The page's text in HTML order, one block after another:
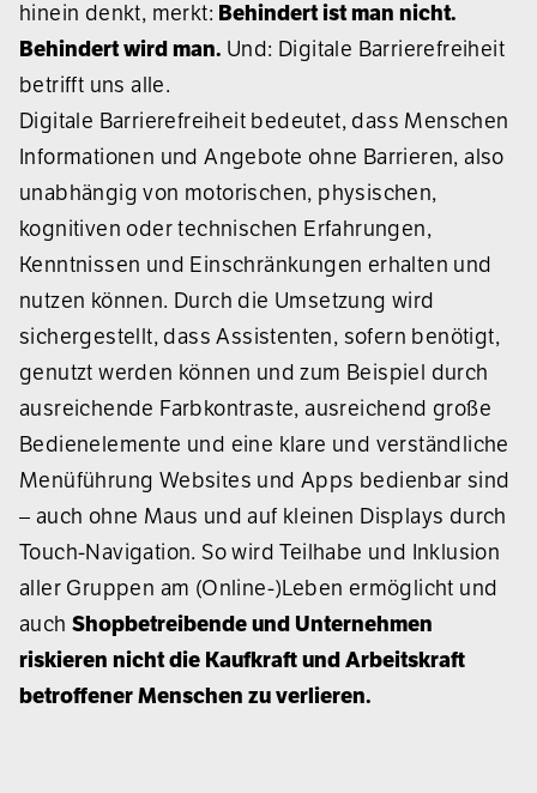
hinein denkt, merkt: Behindert ist man nicht.
Behindert wird man. Und: Digitale Barrierefreiheit
betrifft uns alle.
Digitale Barrierefreiheit bedeutet, dass Menschen
Informationen und Angebote ohne Barrieren, also
unabhängig von motorischen, physischen,
kognitiven oder technischen Erfahrungen,
Kenntnissen und Einschränkungen erhalten und
nutzen können. Durch die Umsetzung wird
sichergestellt, dass Assistenten, sofern benötigt,
genutzt werden können und zum Beispiel durch
ausreichende Farbkontraste, ausreichend große
Bedienelemente und eine klare und verständliche
Menüführung Websites und Apps bedienbar sind
– auch ohne Maus und auf kleinen Displays durch
Touch-Navigation. So wird Teilhabe und Inklusion
aller Gruppen am (Online-)Leben ermöglicht und
auch Shopbetreibende und Unternehmen
riskieren nicht die Kaufkraft und Arbeitskraft
betroffener Menschen zu verlieren.